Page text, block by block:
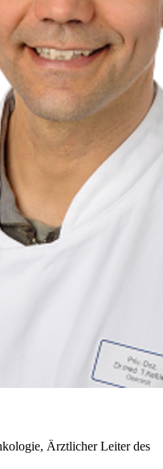
Ärztlicher Leiter des